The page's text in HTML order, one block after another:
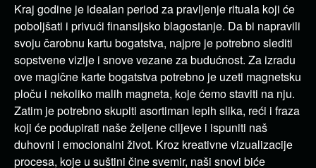
Kraj godine je idealan period za pravljenje rituala koji će
poboljšati i privući finansijsko blagostanje. Da bi napravili
svoju čarobnu kartu bogatstva, najpre je potrebno slediti
sopstvene vizije i snove vezane za budućnost. Za izradu
ove magične karte bogatstva potrebno je uzeti magnetsku
ploču i nekoliko malih magneta, koje ćemo staviti na nju.
Zatim je potrebno skupiti asortiman lepih slika, reći i fraza
koji će podupirati naše željene ciljeve i ispuniti naš
duhovni i emocionalni život. Kroz kreativne vizualizacije
procesa, koje u suštini čine svemir, naši snovi biće